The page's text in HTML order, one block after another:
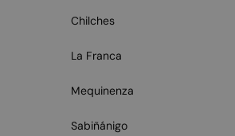
Chilches
La Franca
Mequinenza
Sabiñánigo